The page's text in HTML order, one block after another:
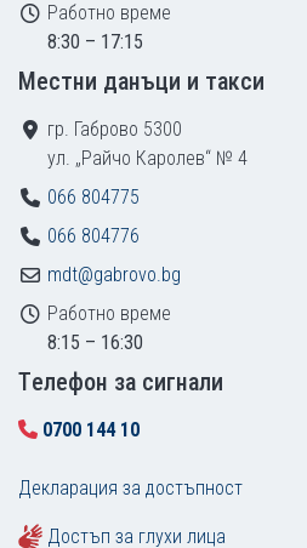
Работно време
8:30 – 17:15
Местни данъци и такси
гр. Габрово 5300
ул. „Райчо Каролев“ № 4
066 804775
066 804776
mdt@gabrovo.bg
Работно време
8:15 – 16:30
Tелефон за сигнали
0700 144 10
Декларация за достъпност
Достъп за глухи лица